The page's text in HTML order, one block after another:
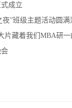
成立
”班级主题活动圆满
片藏着我们MBA研